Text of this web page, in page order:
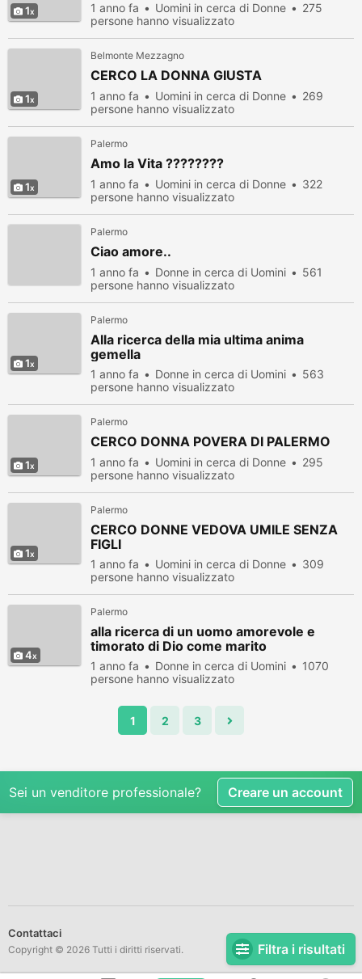
Filtra i risultati
1 1 anno fa Uomini in cerca di Donne
275
persone hanno visualizzato
1
Belmonte Mezzagno
CERCO LA DONNA GIUSTA
1 anno fa Uomini in cerca di Donne
269
persone hanno visualizzato
1
Palermo
Amo la Vita ????????
1 anno fa Uomini in cerca di Donne
322
persone hanno visualizzato
Palermo
Ciao amore..
1 anno fa Donne in cerca di Uomini
561
persone hanno visualizzato
1
Palermo
Alla ricerca della mia ultima anima
gemella
1 anno fa Donne in cerca di Uomini
563
persone hanno visualizzato
1
Palermo
CERCO DONNA POVERA DI PALERMO
1 anno fa Uomini in cerca di Donne
295
persone hanno visualizzato
1
Palermo
CERCO DONNE VEDOVA UMILE SENZA
FIGLI
1 anno fa Uomini in cerca di Donne
309
persone hanno visualizzato
4
Palermo
alla ricerca di un uomo amorevole e
timorato di Dio come marito
1 anno fa Donne in cerca di Uomini
1070
persone hanno visualizzato
1 2 3
Sei un venditore professionale? Creare un account
Contattaci
Copyright © 2026 Tutti i diritti riservati.